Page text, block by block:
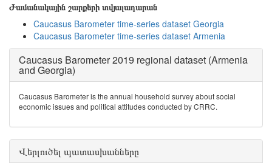
Ժամանակային շարքերի տվյալադարան
Caucasus Barometer time-series dataset Georgia
Caucasus Barometer time-series dataset Armenia
Caucasus Barometer 2019 regional dataset (Armenia
and Georgia)
Caucasus Barometer is the annual household survey about social
economic issues and political attitudes conducted by CRRC.
Վերլուծել պատասխանները